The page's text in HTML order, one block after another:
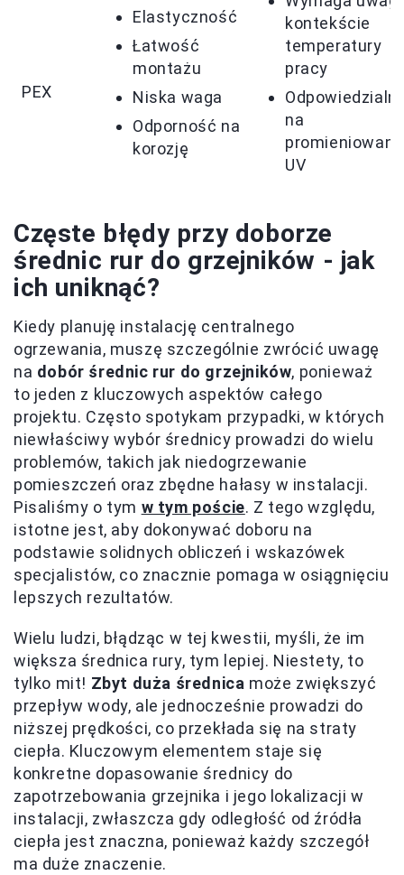
PEX
Elastyczność
Łatwość
montażu
Niska waga
Odporność na
korozję
kontekście
temperatury
pracy
na
UV
Częste błędy przy doborze
średnic rur do grzejników - jak
ich uniknąć?
Kiedy planuję instalację centralnego
ogrzewania, muszę szczególnie zwrócić uwagę
na dobór średnic rur do grzejników, ponieważ
to jeden z kluczowych aspektów całego
projektu. Często spotykam przypadki, w których
niewłaściwy wybór średnicy prowadzi do wielu
problemów, takich jak niedogrzewanie
pomieszczeń oraz zbędne hałasy w instalacji.
Pisaliśmy o tym w tym poście. Z tego względu,
istotne jest, aby dokonywać doboru na
podstawie solidnych obliczeń i wskazówek
specjalistów, co znacznie pomaga w osiągnięciu
lepszych rezultatów.
Wielu ludzi, błądząc w tej kwestii, myśli, że im
większa średnica rury, tym lepiej. Niestety, to
tylko mit! Zbyt duża średnica może zwiększyć
przepływ wody, ale jednocześnie prowadzi do
niższej prędkości, co przekłada się na straty
ciepła. Kluczowym elementem staje się
konkretne dopasowanie średnicy do
zapotrzebowania grzejnika i jego lokalizacji w
instalacji, zwłaszcza gdy odległość od źródła
ciepła jest znaczna, ponieważ każdy szczegół
ma duże znaczenie.